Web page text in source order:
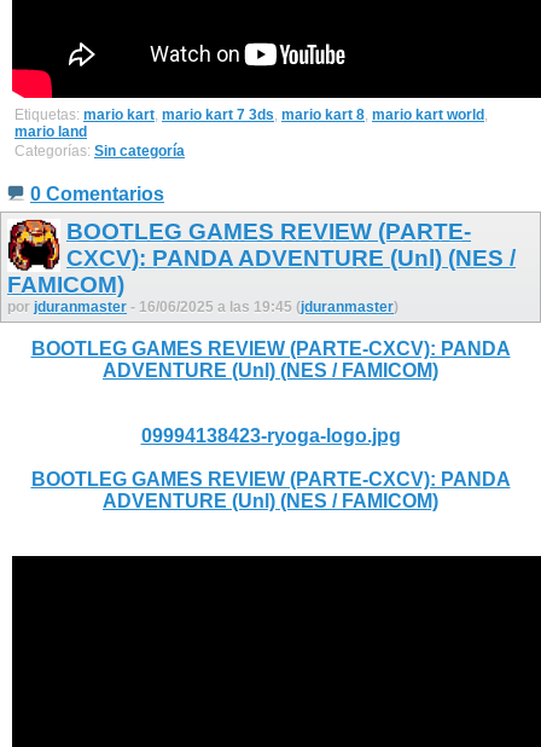
Etiquetas: mario kart, mario kart 7 3ds, mario kart 8, mario kart world ,
mario land
Categorías: Sin categoría
0 Comentarios
BOOTLEG GAMES REVIEW (PARTE-
CXCV): PANDA ADVENTURE (Unl) (NES /
FAMICOM)
por jduranmaster - 16/06/2025 a las 19:45 (jduranmaster)
BOOTLEG GAMES REVIEW (PARTE-CXCV): PANDA
ADVENTURE (Unl) (NES / FAMICOM)
09994138423-ryoga-logo.jpg
BOOTLEG GAMES REVIEW (PARTE-CXCV): PANDA
ADVENTURE (Unl) (NES / FAMICOM)